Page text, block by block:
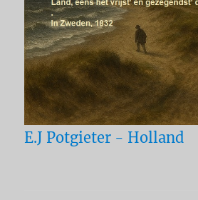
E.J Potgieter - Holland